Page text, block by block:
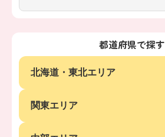
都道府県で探す
北海道・東北エリア
関東エリア